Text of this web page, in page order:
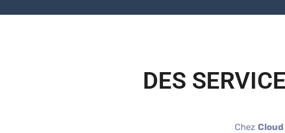
DES
Chez